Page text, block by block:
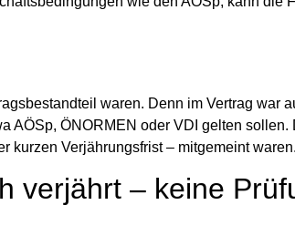
waren. Denn im Vertrag war
AÖSp, ÖNORMEN oder VDI gelten sollen.
kurzen Verjährungsfrist – mitgemeint waren.
verjährt – keine